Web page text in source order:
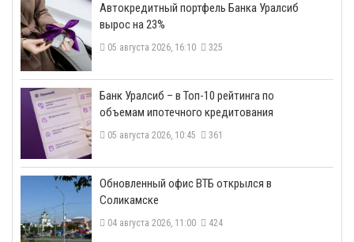
​Автокредитный портфель Банка Уралсиб
вырос на 23%
05 августа 2026, 16:10 325
​Банк Уралсиб – в Топ-10 рейтинга по
объемам ипотечного кредитования
05 августа 2026, 10:45 361
​Обновленный офис ВТБ открылся в
Соликамске
04 августа 2026, 11:00 424